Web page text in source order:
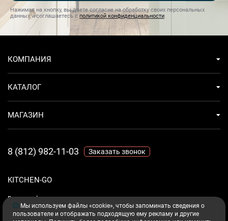
Нажимая на кнопку, вы даете согласие на обработку своих персональных
данных и соглашаетесь с политикой конфиденциальности
KITCHEN-GO
Ваш комфорт - дело техники.
КОМПАНИЯ
КАТАЛОГ
МАГАЗИН
8 (812) 982-11-03 Заказать звонок
Мы используем файлы «cookie», чтобы запоминать сведения о
пользователе и отображать подходящую ему рекламу и другие